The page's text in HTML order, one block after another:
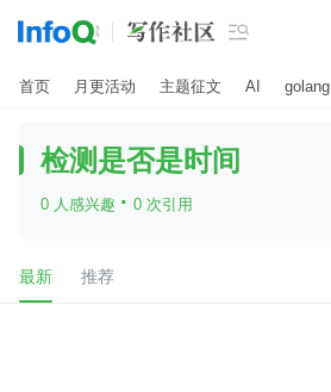

首页 月更活动 主题征文 AI golang
检测是否是时间
0 人感兴趣 · 0 次引用
最新 推荐